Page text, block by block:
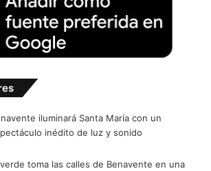
iluminará Santa María con un
inédito de luz y sonido
toma las calles de Benavente en una